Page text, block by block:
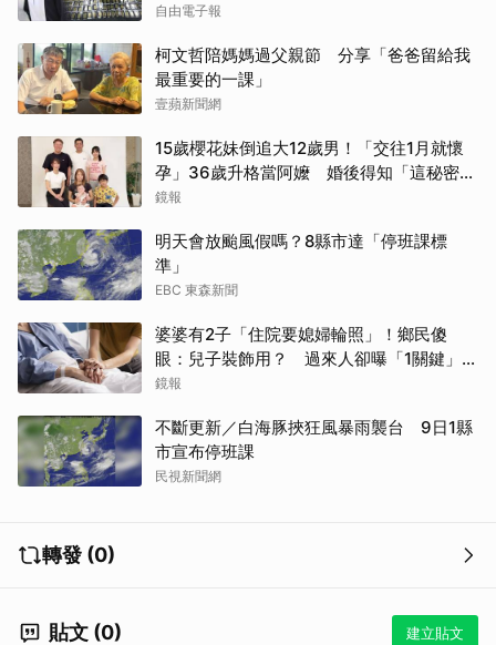
自由電子報
柯文哲陪媽媽過父親節 分享「爸爸留給我
最重要的一課」
壹蘋新聞網
15歲櫻花妹倒追大12歲男！「交往1月就懷
孕」36歲升格當阿嬤 婚後得知「這秘密」
傻眼了
鏡報
明天會放颱風假嗎？8縣市達「停班課標
準」
EBC 東森新聞
婆婆有2子「住院要媳婦輪照」！鄉民傻
眼：兒子裝飾用？ 過來人卻曝「1關鍵」才
做決定
鏡報
不斷更新／白海豚挾狂風暴雨襲台 9日1縣
市宣布停班課
民視新聞網
轉發 (0)
貼文 (0) 建立貼文